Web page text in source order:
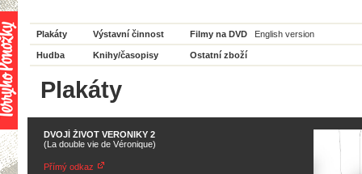
Plakáty Výstavní činnost Filmy na DVD English version
Hudba Knihy/časopisy Ostatní zboží
Plakáty
DVOJÍ ŽIVOT VERONIKY 2
(La double vie de Véronique)
Přímý odkaz